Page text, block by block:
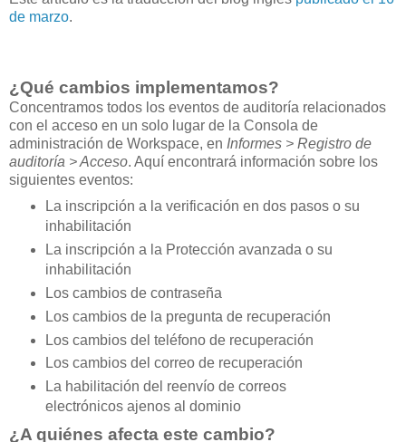
de marzo.
¿Qué cambios implementamos?
Concentramos todos los eventos de auditoría relacionados
con el acceso en un solo lugar de la Consola de
administración de Workspace, en Informes > Registro de
auditoría > Acceso. Aquí encontrará información sobre los
siguientes eventos:
La inscripción a la verificación en dos pasos o su
inhabilitación
La inscripción a la Protección avanzada o su
inhabilitación
Los cambios de contraseña
Los cambios de la pregunta de recuperación
Los cambios del teléfono de recuperación
Los cambios del correo de recuperación
La habilitación del reenvío de correos
electrónicos ajenos al dominio
¿A quiénes afecta este cambio?